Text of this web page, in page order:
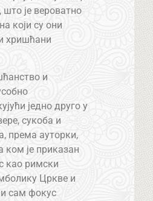
је вероватно
који су они
хришћани
и
једно друго у
сукоба и
према ауторки,
ком је приказан
као римски
Цркве и
сам фокус